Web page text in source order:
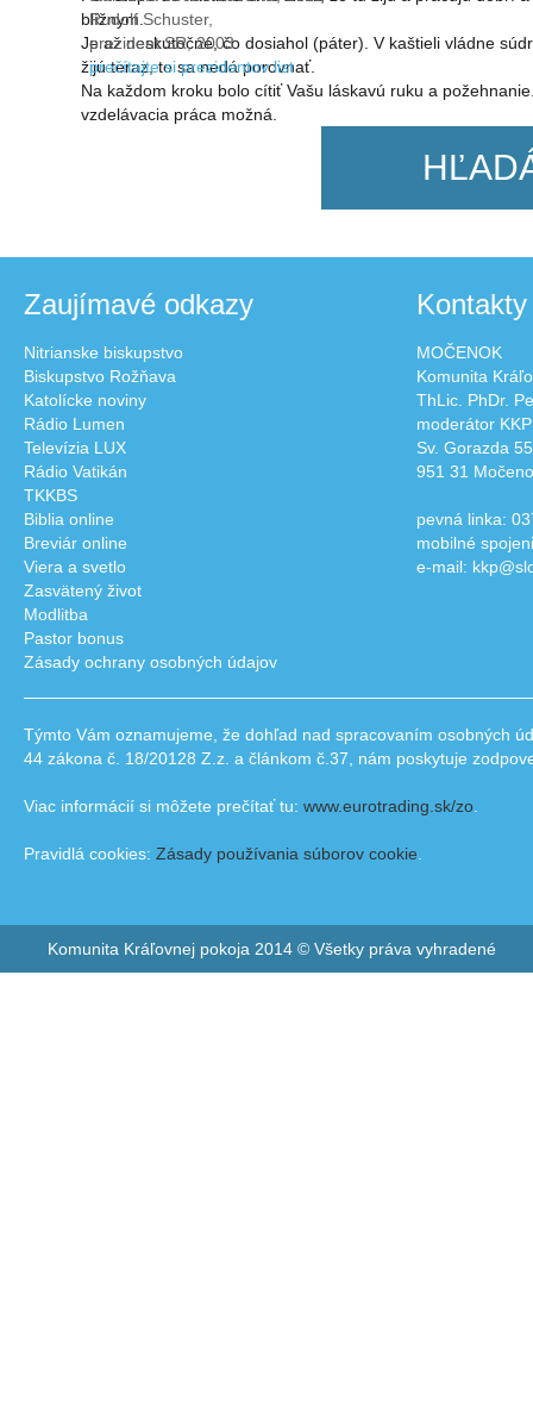
blížnym.
Je až neskutočné, čo dosiahol (páter). V kaštieli vládne
žijú teraz, to sa nedá porovnať.
Na každom kroku bolo cítiť Vašu láskavú ruku a
vzdelávacia práca možná.
Rudolf Schuster,
prezident SR, 2003
prečítajte si prezidentov list
Zaujímavé odkazy
Nitrianske biskupstvo
Biskupstvo Rožňava
Katolícke noviny
Rádio Lumen
Televízia LUX
Rádio Vatikán
TKKBS
Biblia online
Breviár online
Viera a svetlo
Zasvätený život
Modlitba
Pastor bonus
Zásady ochrany osobných údajov
Kontakty
MOČENOK
Komunita
ThLic. PhDr.
moderátor KKP
Sv. Gorazda
951 31
pevná linka:
mobilné
e-mail:
Týmto Vám oznamujeme, že dohľad nad spracovaním osobných
44 zákona č. 18/20128 Z.z. a článkom č.37, nám poskytuje
Viac informácií si môžete prečítať tu: www.eurotrading.sk/zo
Pravidlá cookies: Zásady používania súborov cookie
Komunita Kráľovnej pokoja 2014 © Všetky práva vyhradené